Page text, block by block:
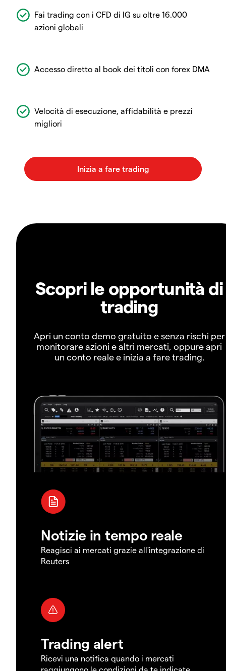
Fai trading con i CFD di IG su oltre 16.000
azioni globali
Accesso diretto al book dei titoli con forex DMA
Velocità di esecuzione, affidabilità e prezzi
migliori
Scopri le opportunità di
trading
Apri un conto demo gratuito e senza rischi per
monitorare azioni e altri mercati, oppure apri
un conto reale e inizia a fare trading.
Notizie in tempo reale
Reagisci ai mercati grazie all'integrazione di
Reuters
Trading alert
Ricevi una notifica quando i mercati
raggiungono le condizioni da te indicate